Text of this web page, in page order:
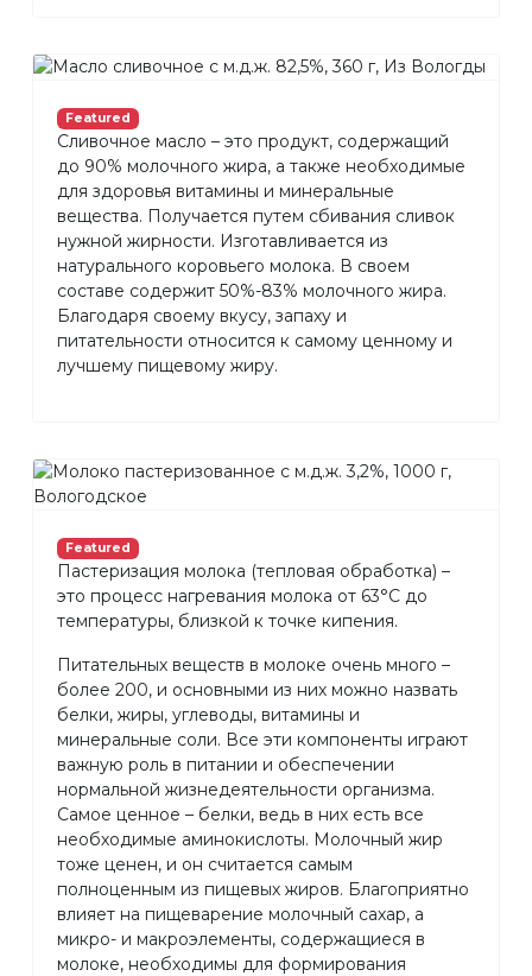
Featured
Сливочное масло – это продукт, содержащий
до 90% молочного жира, а также необходимые
для здоровья витамины и минеральные
вещества. Получается путем сбивания сливок
нужной жирности. Изготавливается из
натурального коровьего молока. В своем
составе содержит 50%-83% молочного жира.
Благодаря своему вкусу, запаху и
питательности относится к самому ценному и
лучшему пищевому жиру.
Featured
Пастеризация молока (тепловая обработка) –
это процесс нагревания молока от 63°С до
температуры, близкой к точке кипения.
Питательных веществ в молоке очень много –
более 200, и основными из них можно назвать
белки, жиры, углеводы, витамины и
минеральные соли. Все эти компоненты играют
важную роль в питании и обеспечении
нормальной жизнедеятельности организма.
Самое ценное – белки, ведь в них есть все
необходимые аминокислоты. Молочный жир
тоже ценен, и он считается самым
полноценным из пищевых жиров. Благоприятно
влияет на пищеварение молочный сахар, а
микро- и макроэлементы, содержащиеся в
молоке, необходимы для формирования